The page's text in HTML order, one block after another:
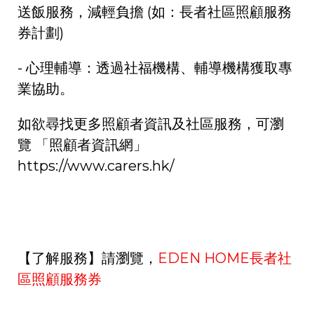
送飯服務，減輕負擔 (如：長者社區照顧服務
券計劃)
-心理輔導：透過社福機構、輔導機構獲取專
業協助。
如欲尋找更多照顧者資訊及社區服務，可瀏
覽 「照顧者資訊網」
https://www.carers.hk/
【了解服務】請瀏覽， EDEN HOME長者社
區照顧服務券